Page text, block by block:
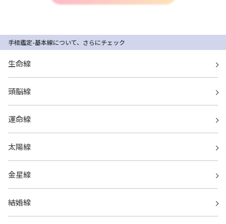
手相鑑定-基本線について、さらにチェック
生命線
頭脳線
運命線
太陽線
金星線
結婚線